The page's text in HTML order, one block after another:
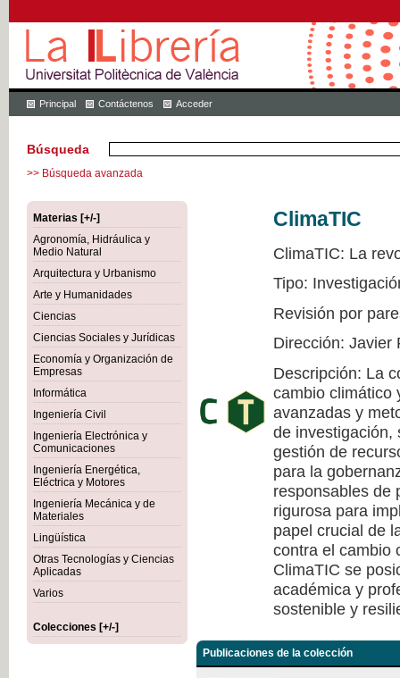
Principal Contáctenos Acceder
Búsqueda
>> Búsqueda avanzada
Materias [+/-]
Agronomía, Hidráulica y
Medio Natural
Arquitectura y Urbanismo
Arte y Humanidades
Ciencias
Ciencias Sociales y Jurídicas
Economía y Organización de
Empresas
Informática
Ingeniería Civil
Ingeniería Electrónica y
Comunicaciones
Ingeniería Energética,
Eléctrica y Motores
Ingeniería Mecánica y de
Materiales
Lingüística
Otras Tecnologías y Ciencias
Aplicadas
Varios
Colecciones [+/-]
ClimaTIC
ClimaTIC: La
Tipo:
Revisión por
Dirección: Javier
Descripción: La
cambio climático
avanzadas y
de investigación,
gestión de
para la
responsables de
rigurosa para
papel crucial de
contra el cambio
ClimaTIC se
académica y
sostenible y
Publicaciones de la colección